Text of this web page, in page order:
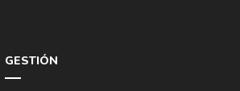
GESTIÓN